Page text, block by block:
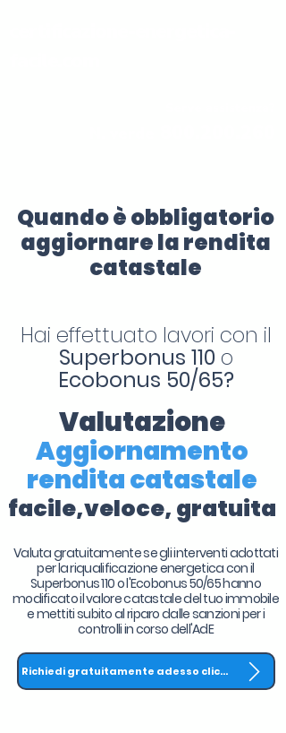
Quando è obbligatorio
aggiornare la rendita
catastale
Hai effettuato lavori con il
Superbonus 110 o
Ecobonus 50/65?
Valutazione
Aggiornamento
rendita catastale
facile,veloce, gratuita
Valuta gratuitamente se gli interventi adottati
per la riqualificazione energetica con il
Superbonus 110 o l'Ecobonus 50/65 hanno
modificato il valore catastale del tuo immobile
e mettiti subito al riparo dalle sanzioni per i
controlli in corso dell'AdE
Richiedi gratuitamente adesso clicca QUI